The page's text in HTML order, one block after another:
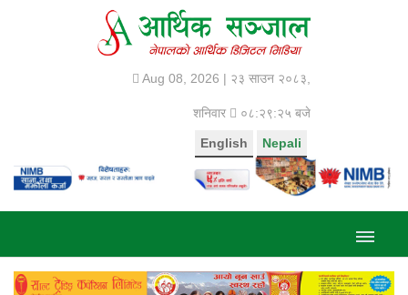
Aug 08, 2026 | २३ साउन २०८३,
शनिवार ०८:२९:२५ बजे
Nepali
English